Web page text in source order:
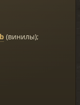
(винилы);